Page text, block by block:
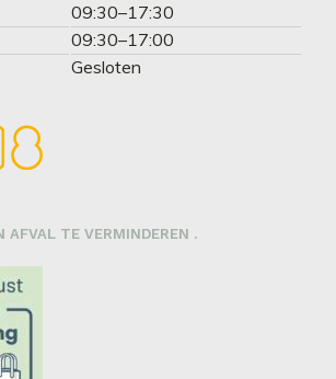
09:30–17:30
09:30–17:00
Gesloten
AFVAL TE VERMINDEREN .